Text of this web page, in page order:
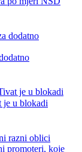
je u blokadi